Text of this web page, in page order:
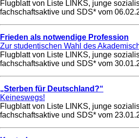
Flugblatt von Liste LINKS, junge
fachschaftsaktive und SDS* vom
Frieden als notwendige Profession
Zur studentischen Wahl des
Flugblatt von Liste LINKS, junge
fachschaftsaktive und SDS* vom
„Sterben für Deutschland?“
Keineswegs!
Flugblatt von Liste LINKS, junge
fachschaftsaktive und SDS* vom